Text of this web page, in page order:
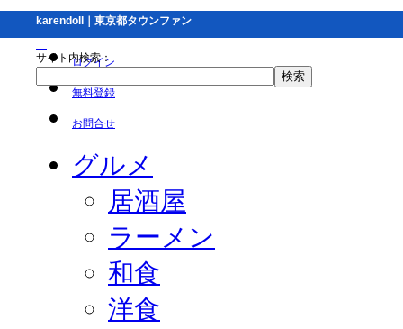
karendoll｜東京都タウンファン
ログイン
無料登録
お問合せ
サイト内検索：
グルメ
居酒屋
ラーメン
和食
洋食